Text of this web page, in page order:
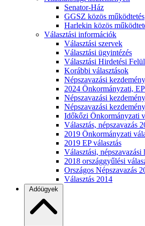
Senator-Ház
GGSZ közös működtetés
Harlekin közös
Választási információk
Választási szervek
Választási ügyintézés
Választási Hirdetési
Korábbi választások
Népszavazási
2024 Önkormányzati,
Népszavazási
Népszavazási
Időkőzi Önkormányzati
Választás, népszavazás
2019 Önkormányzati
2019 EP választás
Választási,
2018 országgyűlési
Országos Népszavazás
Választás 2014
Adóügyek